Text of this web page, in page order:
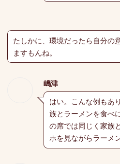
たしかに、環境だったら自分の
ますもんね。
嶋津
はい。こんな例もあ
族とラーメンを食べ
の席では同じく家族
ホを見ながらラーメ